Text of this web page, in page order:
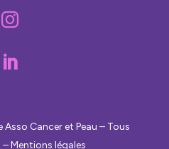


Cancer et Peau – Tous
Mentions légales